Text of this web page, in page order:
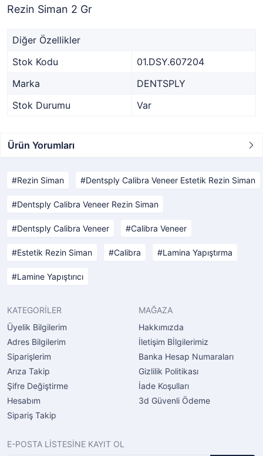
Rezin Siman 2 Gr
Diğer Özellikler
Stok Kodu
01.DSY.607204
Marka
DENTSPLY
Stok Durumu
Var
Ürün Yorumları
Rezin Siman Dentsply Calibra Veneer Estetik Rezin Siman
Dentsply Calibra Veneer Rezin Siman
Dentsply Calibra Veneer Calibra Veneer
Estetik Rezin Siman Calibra Lamina Yapıştırma
Lamine Yapıştırıcı
KATEGORİLER
Üyelik Bilgilerim
Adres Bilgilerim
Siparişlerim
Arıza Takip
Şifre Değiştirme
Hesabım
Sipariş Takip
MAĞAZA
Hakkımızda
İletişim Bİlgilerimiz
Banka Hesap Numaraları
Gizlilik Politikası
İade Koşulları
3d Güvenli Ödeme
E-POSTA LİSTESİNE KAYIT OL